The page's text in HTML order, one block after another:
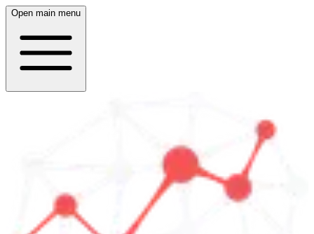
Open main menu